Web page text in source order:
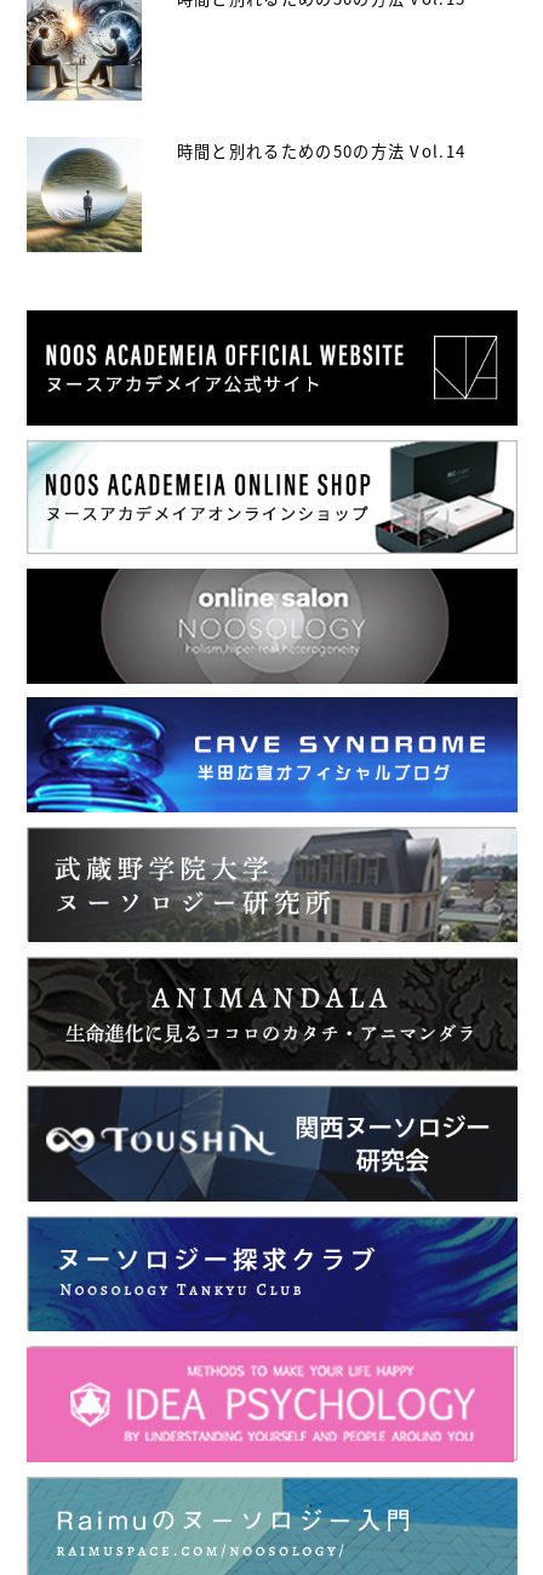
時間と別れるための50の方法 Vol.14